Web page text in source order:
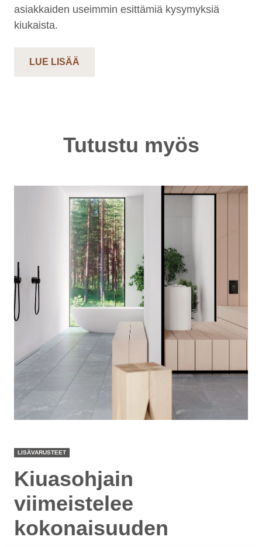
asiakkaiden useimmin esittämiä kysymyksiä
kiukaista.
LUE LISÄÄ
Tutustu myös
LISÄVARUSTEET
Kiuasohjain
viimeistelee
kokonaisuuden